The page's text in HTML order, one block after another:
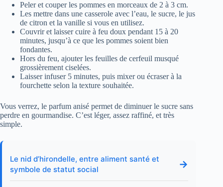
Peler et couper les pommes en morceaux de 2 à 3 cm.
Les mettre dans une casserole avec l’eau, le sucre, le jus
de citron et la vanille si vous en utilisez.
Couvrir et laisser cuire à feu doux pendant 15 à 20
minutes, jusqu’à ce que les pommes soient bien
fondantes.
Hors du feu, ajouter les feuilles de cerfeuil musqué
grossièrement ciselées.
Laisser infuser 5 minutes, puis mixer ou écraser à la
fourchette selon la texture souhaitée.
Vous verrez, le parfum anisé permet de diminuer le sucre sans
perdre en gourmandise. C’est léger, assez raffiné, et très
simple.
Le nid d’hirondelle, entre aliment santé et
symbole de statut social
→